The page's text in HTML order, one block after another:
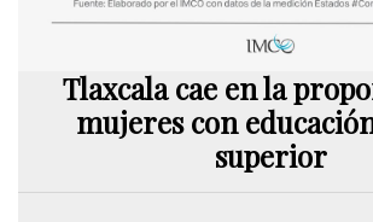
Tlaxcala cae en la
mujeres con
superior